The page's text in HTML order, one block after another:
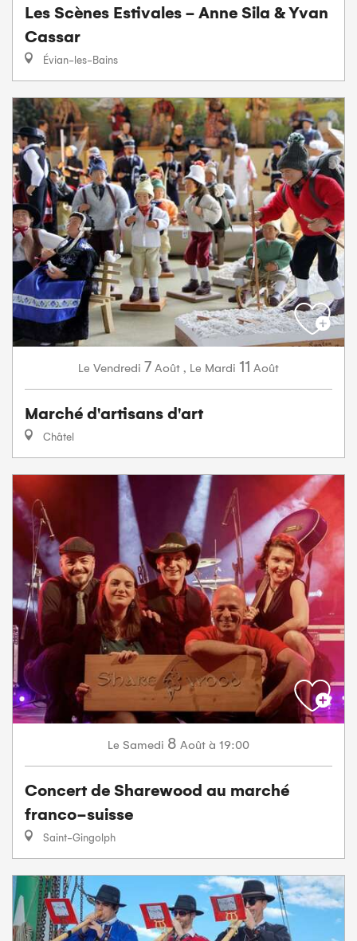
Les Scènes Estivales - Anne Sila & Yvan
Cassar
Évian-les-Bains
Le Vendredi 7 Août , Le Mardi 11 Août
Marché d'artisans d'art
Châtel
Le Samedi 8 Août à 19:00
Concert de Sharewood au marché
franco-suisse
Saint-Gingolph